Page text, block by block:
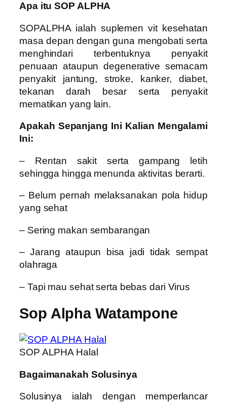
Apa itu SOP ALPHA
SOPALPHA ialah suplemen vit kesehatan
masa depan dengan guna mengobati serta
menghindari terbentuknya penyakit
penuaan ataupun degenerative semacam
penyakit jantung, stroke, kanker, diabet,
tekanan darah besar serta penyakit
mematikan yang lain.
Apakah Sepanjang Ini Kalian Mengalami
Ini:
– Rentan sakit serta gampang letih
sehingga hingga menunda aktivitas berarti.
– Belum pernah melaksanakan pola hidup
yang sehat
– Sering makan sembarangan
– Jarang ataupun bisa jadi tidak sempat
olahraga
– Tapi mau sehat serta bebas dari Virus
Sop Alpha Watampone
SOP ALPHA Halal
Bagaimanakah Solusinya
Solusinya ialah dengan memperlancar